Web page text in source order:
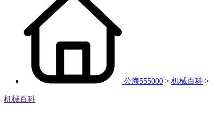
公海555000 > 机械百科 >
机械百科